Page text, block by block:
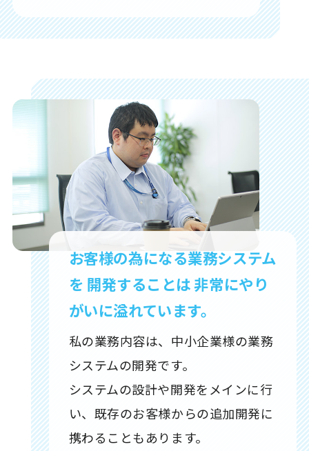
お客様の為になる業務システム
を 開発することは非常にやり
がいに溢れています。
私の業務内容は、中小企業様の業務
システムの開発です。
システムの設計や開発をメインに行
い、既存のお客様からの追加開発に
携わることもあります。